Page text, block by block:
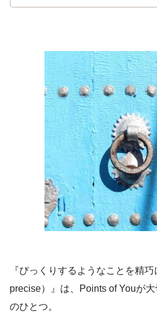
『びっくりするようなことを精
precise）』は、Points of Youが
のひとつ。